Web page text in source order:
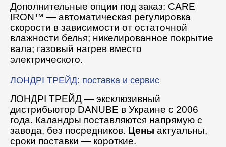
Дополнительные опции под заказ: CARE
IRON™ — автоматическая регулировка
скорости в зависимости от остаточной
влажности белья; никелированное покрытие
вала; газовый нагрев вместо
электрического.
ЛОНДРІ ТРЕЙД: поставка и сервис
ЛОНДРІ ТРЕЙД — эксклюзивный
дистрибьютор DANUBE в Украине с 2006
года. Каландры поставляются напрямую с
завода, без посредников. Цены актуальны,
сроки поставки — короткие.